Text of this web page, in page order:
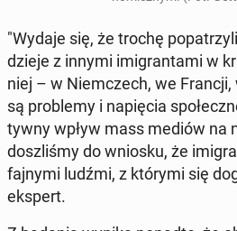
"Wydaje się, że trochę
dzieje z innymi imi­granta­mi w
niej – w Niem­czech, we
są prob­le­my i napię­cia
ty­wny wpływ mass mediów na
dos­zliśmy do wniosku, że
fajnymi ludźmi, z którymi się
ekspert.